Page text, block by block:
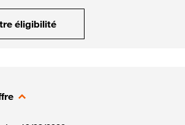
éligibilité